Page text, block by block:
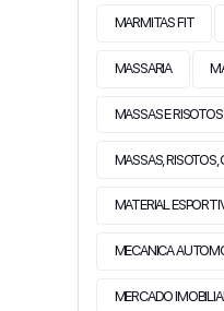
MARMITAS FIT
MASSARIA
MASSAS E RISOTOS
MASSAS, RISOTOS,
MATERIAL
MECANICA
MERCADO